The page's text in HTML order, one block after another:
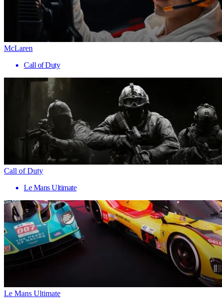
McLaren
Call of Duty
Call of Duty
Le Mans Ultimate
Le Mans Ultimate